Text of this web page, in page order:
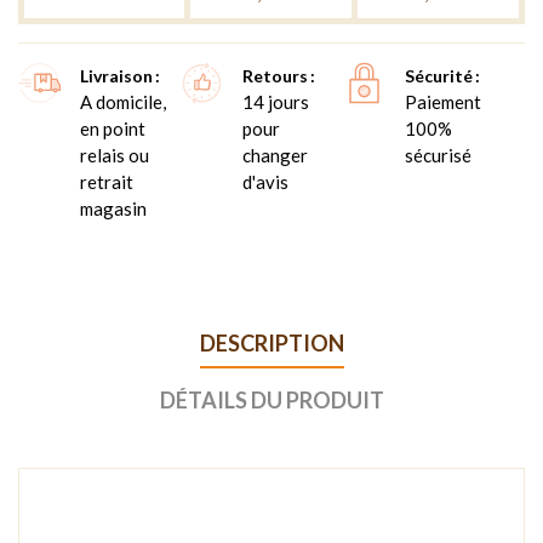
Livraison
A domicile,
en point
relais ou
retrait
magasin
Retours
14 jours
pour
changer
d'avis
Sécurité
Paiement
100%
sécurisé
DESCRIPTION
DÉTAILS DU PRODUIT